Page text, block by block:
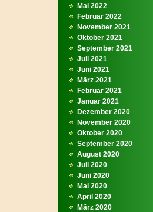
Mai 2022
Februar 2022
November 2021
Oktober 2021
September 2021
Juli 2021
Juni 2021
März 2021
Februar 2021
Januar 2021
Dezember 2020
November 2020
Oktober 2020
September 2020
August 2020
Juli 2020
Juni 2020
Mai 2020
April 2020
März 2020